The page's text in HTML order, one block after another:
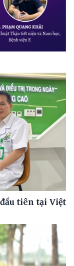
tiên tại Việt